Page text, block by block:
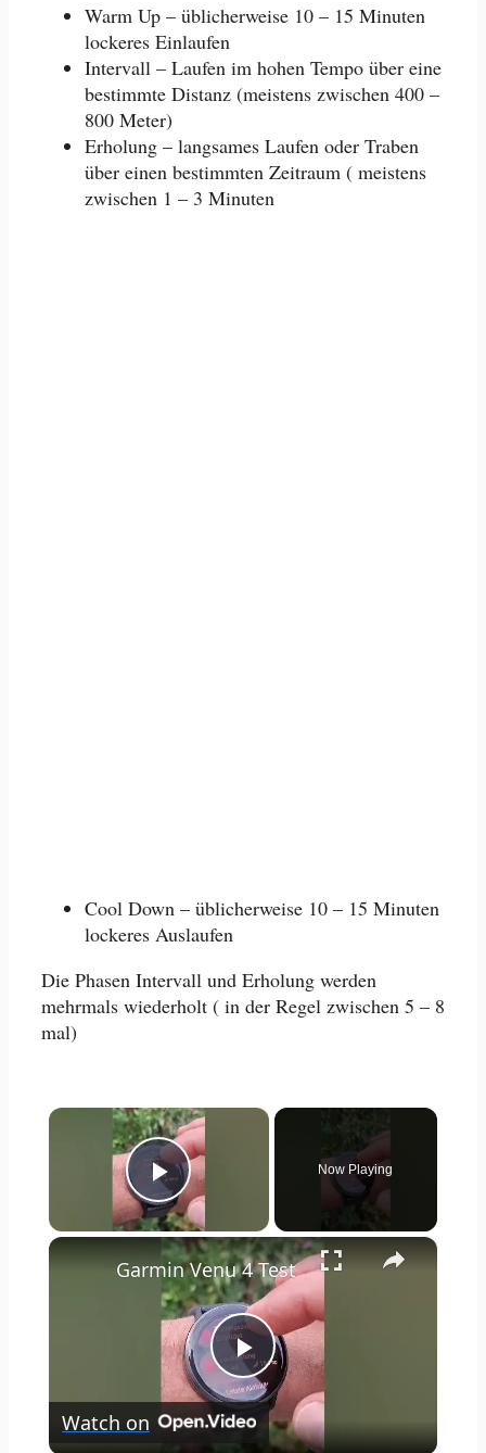
Warm Up – üblicherweise 10 – 15 Minuten
lockeres Einlaufen
Intervall – Laufen im hohen Tempo über eine
bestimmte Distanz (meistens zwischen 400 –
800 Meter)
Erholung – langsames Laufen oder Traben
über einen bestimmten Zeitraum ( meistens
zwischen 1 – 3 Minuten
Cool Down – üblicherweise 10 – 15 Minuten
lockeres Auslaufen
Die Phasen Intervall und Erholung werden
mehrmals wiederholt ( in der Regel zwischen 5 – 8
mal)
×
Play Video
Now Playing
×
Play
Video
Garmin Venu 4 Test
Watch on